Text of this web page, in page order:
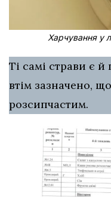
Харчування у
Ті самі страви є
втім зазначено,
розсипчастим.